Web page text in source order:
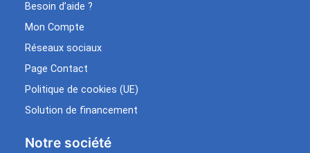
Besoin d’aide ?
Mon Compte
Réseaux sociaux
Page Contact
Politique de cookies (UE)
Solution de financement
Notre société